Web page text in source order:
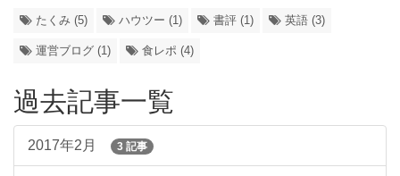
たくみ (5) ハウツー (1) 書評 (1) 英語 (3)
運営ブログ (1) 食レポ (4)
過去記事一覧
2017年2月 3 記事